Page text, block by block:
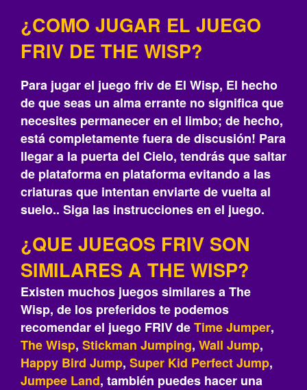
¿COMO JUGAR EL JUEGO
FRIV DE THE WISP?
Para jugar el juego friv de El Wisp, El hecho
de que seas un alma errante no significa que
necesites permanecer en el limbo; de hecho,
está completamente fuera de discusión! Para
llegar a la puerta del Cielo, tendrás que saltar
de plataforma en plataforma evitando a las
criaturas que intentan enviarte de vuelta al
suelo.. Siga las instrucciones en el juego.
¿QUE JUEGOS FRIV SON
SIMILARES A THE WISP?
Existen muchos juegos similares a The
Wisp, de los preferidos te podemos
recomendar el juego FRIV deTime Jumper,
The Wisp, Stickman Jumping, Wall Jump,
Happy Bird Jump, Super Kid Perfect Jump,
Jumpee Land, también puedes hacer una